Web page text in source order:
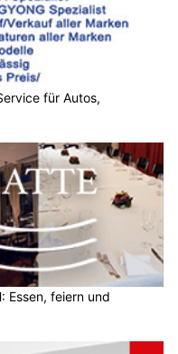
für Autos,
Essen, feiern und